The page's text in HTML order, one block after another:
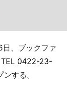
、ブックファ
0422-23-
する。